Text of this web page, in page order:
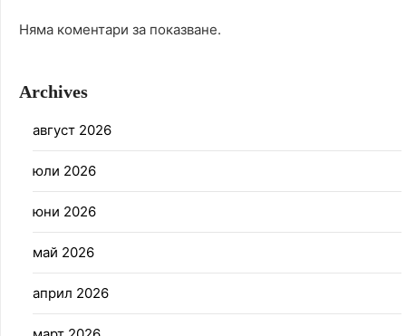
Няма коментари за показване.
Archives
август 2026
юли 2026
юни 2026
май 2026
април 2026